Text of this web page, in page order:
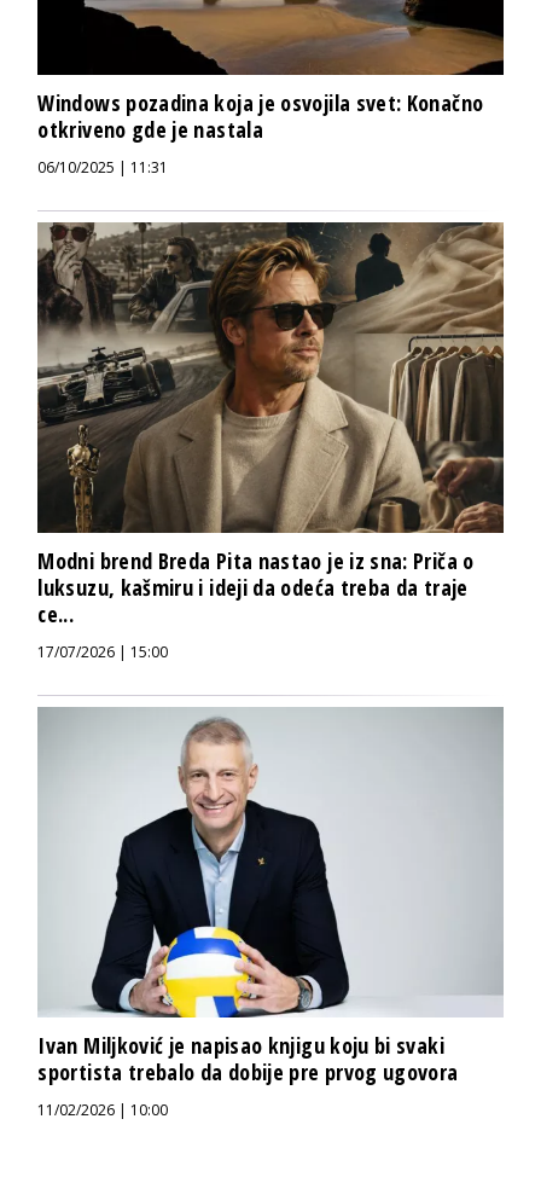
Windows pozadina koja je osvojila svet: Konačno
otkriveno gde je nastala
06/10/2025 | 11:31
Modni brend Breda Pita nastao je iz sna: Priča o
luksuzu, kašmiru i ideji da odeća treba da traje
ce...
17/07/2026 | 15:00
Ivan Miljković je napisao knjigu koju bi svaki
sportista trebalo da dobije pre prvog ugovora
11/02/2026 | 10:00